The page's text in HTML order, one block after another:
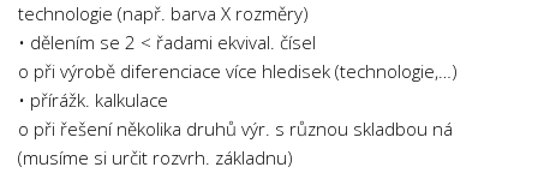
technologie (např. barva X rozměry)
• dělením se 2 < řadami ekvival. čísel
o při výrobě diferenciace více hledisek (technologie,…)
• přírážk. kalkulace
o při řešení několika druhů výr. s různou skladbou ná
(musíme si určit rozvrh. základnu)